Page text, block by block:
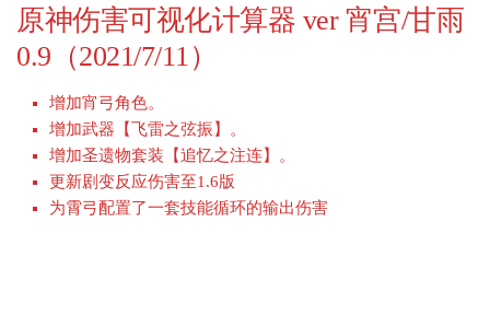
原神伤害可视化计算器 ver 宵宫/甘雨
0.9（2021/7/11）
增加宵弓角色。
增加武器【飞雷之弦振】。
增加圣遗物套装【追忆之注连】。
更新剧变反应伤害至1.6版
为霄弓配置了一套技能循环的输出伤害